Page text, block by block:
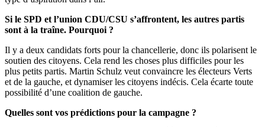
Si le SPD et l’union CDU/CSU s’affrontent, les autres partis
sont à la traîne. Pourquoi ?
Il y a deux candidats forts pour la chancellerie, donc ils polarisent le
soutien des citoyens. Cela rend les choses plus difficiles pour les
plus petits partis. Martin Schulz veut convaincre les électeurs Verts
et de la gauche, et dynamiser les citoyens indécis. Cela écarte toute
possibilité d’une coalition de gauche.
Quelles sont vos prédictions pour la campagne ?